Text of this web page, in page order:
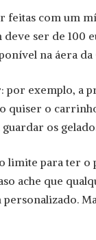
feitas com um
ser de 100
na áera
por exemplo,
quiser o
os
limite para ter
ache que